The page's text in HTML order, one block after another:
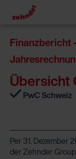
Finanzbericht
Übersicht
PwC Schweiz
Per 31. Dezember
der Zehnder